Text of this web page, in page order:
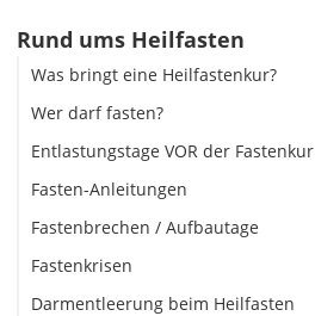
Rund ums Heilfasten
Was bringt eine Heilfastenkur?
Wer darf fasten?
Entlastungstage VOR der Fastenkur
Fasten-Anleitungen
Fastenbrechen / Aufbautage
Fastenkrisen
Darmentleerung beim Heilfasten